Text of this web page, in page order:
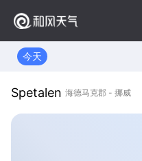
今天
Spetalen 海德马克郡 - 挪威